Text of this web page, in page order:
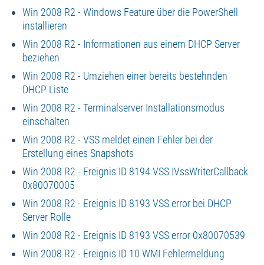
Win 2008 R2 - Windows Feature über die PowerShell
installieren
Win 2008 R2 - Informationen aus einem DHCP Server
beziehen
Win 2008 R2 - Umziehen einer bereits bestehnden
DHCP Liste
Win 2008 R2 - Terminalserver Installationsmodus
einschalten
Win 2008 R2 - VSS meldet einen Fehler bei der
Erstellung eines Snapshots
Win 2008 R2 - Ereignis ID 8194 VSS IVssWriterCallback
0x80070005
Win 2008 R2 - Ereignis ID 8193 VSS error bei DHCP
Server Rolle
Win 2008 R2 - Ereignis ID 8193 VSS error 0x80070539
Win 2008 R2 - Ereignis ID 10 WMI Fehlermeldung